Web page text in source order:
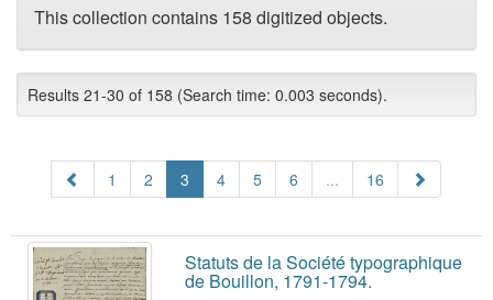
This collection contains 158 digitized objects.
Results 21-30 of 158 (Search time: 0.003 seconds).
1 2 3 4 5 6 ... 16
Statuts de la Société typographique
de Bouillon, 1791-1794.